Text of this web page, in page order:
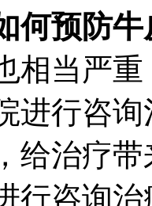
何预防牛
相当严
进行咨
给治疗
行咨询